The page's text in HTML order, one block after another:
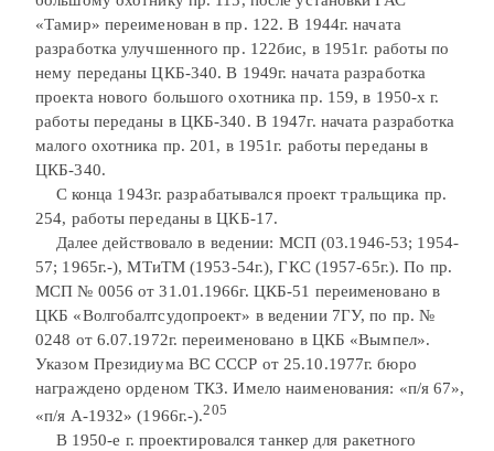
«Тамир» переименован в пр. 122. В 1944г. начата
разработка улучшенного пр. 122бис, в 1951г. работы по
нему переданы ЦКБ-340. В 1949г. начата разработка
проекта нового большого охотника пр. 159, в 1950-х г.
работы переданы в ЦКБ-340. В 1947г. начата разработка
малого охотника пр. 201, в 1951г. работы переданы в
ЦКБ-340.
С конца 1943г. разрабатывался проект тральщика пр.
254, работы переданы в ЦКБ-17.
Далее действовало в ведении: МСП (03.1946-53; 1954-
57; 1965г.-), МТиТМ (1953-54г.), ГКС (1957-65г.). По пр.
МСП № 0056 от 31.01.1966г. ЦКБ-51 переименовано в
ЦКБ «Волгобалтсудопроект» в ведении 7ГУ, по пр. №
0248 от 6.07.1972г. переименовано в ЦКБ «Вымпел».
Указом Президиума ВС СССР от 25.10.1977г. бюро
награждено орденом ТКЗ. Имело наименования: «п/я 67»,
«п/я А-1932» (1966г.-).205
В 1950-е г. проектировался танкер для ракетного